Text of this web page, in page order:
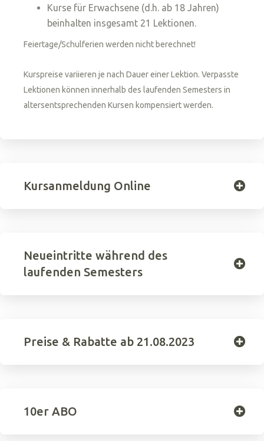
Kurse für Erwachsene (d.h. ab 18 Jahren)
beinhalten insgesamt 21 Lektionen.
Feiertage/Schulferien werden nicht berechnet!
Kurspreise variieren je nach Dauer einer Lektion. Verpasste
Lektionen können innerhalb des laufenden Semesters in
altersentsprechenden Kursen kompensiert werden.
Kursanmeldung Online
Neueintritte während des
laufenden Semesters
Preise & Rabatte ab 21.08.2023
10er ABO